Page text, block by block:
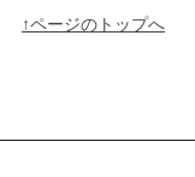
↑ページのトップへ